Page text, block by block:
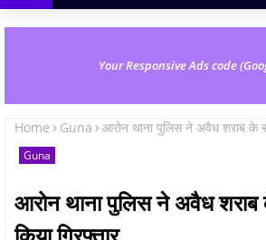
Your Responsive Ads code
Home Guna आरोन थाना पुलिस ने अवैध शराब के
Guna
आरोन थाना पुलिस ने अवैध